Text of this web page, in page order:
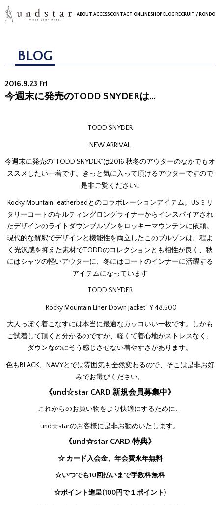
ABOUT ACCESSCONTACT ONLINESHOP BLOG RECRUIT / RONDO
BLOG
2016.9.23 Fri
今週末に発売のTODD SNYDERは…
TODD SNYDER
NEW ARRIVAL
今週末に発売の”TODD SNYDER”は2016 秋冬のアウターのなかでもオ
ススメしたい一着です。きっと気に入って頂けるアウターですので
是非ご覧ください!!
Rocky Mountain Featherbedとのコラボレーションアイテム。USミリ
タリーコートのキルティングロングライナーからインスパイアされ
たデザインのライトダウンブルゾンをロッキーマウンテンに依頼。
現代的な解釈でデザインと機能性を両立したこのブルゾンは、程よ
く光沢感を抑えた素材でTODDのコレクションとも相性が良く、秋
にはシャツの軽いアウターに、冬にはコートのインナーに活躍する
アイテムになっています
TODD SNYDER
“Rocky Mountain Liner Down Jacket”￥48,600
大人っぽく着こなすには本当に最適なカッコいい一枚です。しかも
ご試着して頂くと分かるのですが、軽くて着心地がストレスなく、
ダウンなのにそう感じさせない着やすさがあります。
色もBLACK、NAVYとでは雰囲気も全然変わるので、そこは是非お好
みでお選びください。
《und☆star CARD 新規会員募集中》
これからのお買い物をより快適にするために、
und☆starのお客様に是非お勧めいたします。
《und☆star CARD 特典》
☆ カード入会金、年会費永年無料
☆いつでも10回払いまで手数料無料
☆ポイント進呈(100円で１ポイント)